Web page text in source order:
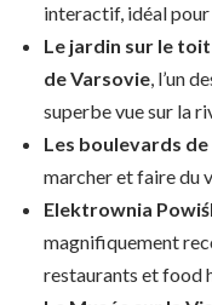
interactif, idéal
Le jardin sur le
de Varsovie, l’un
superbe vue sur la
Les boulevards
marcher et faire du
Elektrownia
magnifiquement
restaurants et food